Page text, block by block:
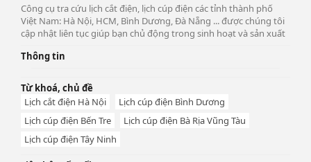
Công cụ tra cứu lịch cắt điện, lịch cúp điện các tỉnh thành phố
Việt Nam: Hà Nội, HCM, Bình Dương, Đà Nẵng ... được chúng tôi
cập nhật liên tục giúp bạn chủ động trong sinh hoạt và sản xuất
Thông tin
Từ khoá, chủ đề
Lịch cắt điện Hà Nội
Lịch cúp điện Bình Dương
Lịch cúp điện Bến Tre
Lịch cúp điện Bà Rịa Vũng Tàu
Lịch cúp điện Tây Ninh